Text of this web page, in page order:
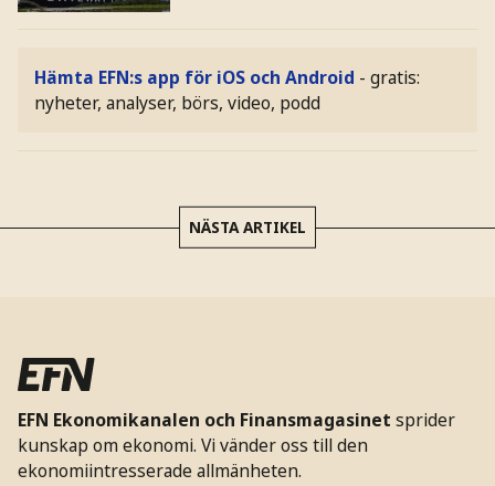
Hämta EFN:s app för iOS och Android - gratis:
nyheter, analyser, börs, video, podd
NÄSTA ARTIKEL
EFN Ekonomikanalen och Finansmagasinet sprider
kunskap om ekonomi. Vi vänder oss till den
ekonomiintresserade allmänheten.